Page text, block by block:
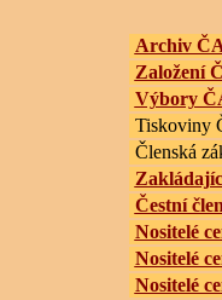
Archiv
Založení
Výbory
Tiskoviny
Členská
Čestní
Nositelé
Nositelé
Nositelé